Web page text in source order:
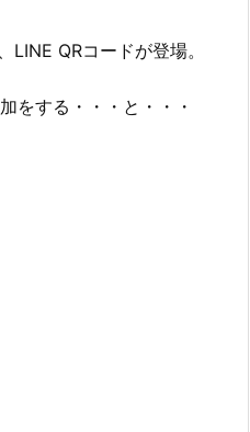
QRコードが登場。
をする・・・と・・・